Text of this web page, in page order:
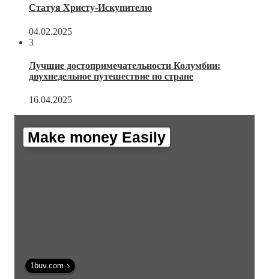
Статуя Христу-Искупителю
04.02.2025
3
Лучшие достопримечательности Колумбии:
двухнедельное путешествие по стране
16.04.2025
Make money Easily
1buv.com